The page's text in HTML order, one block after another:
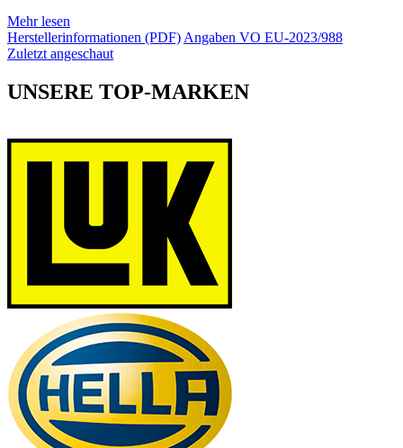
Mehr lesen
Herstellerinformationen (PDF)Angaben VO EU-2023/988
Zuletzt angeschaut
UNSERE TOP-MARKEN